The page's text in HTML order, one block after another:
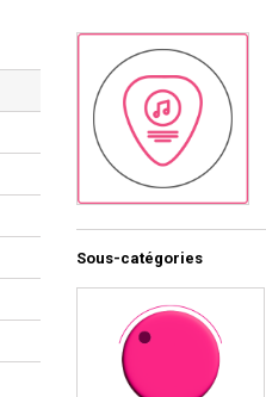
Sous-catégories